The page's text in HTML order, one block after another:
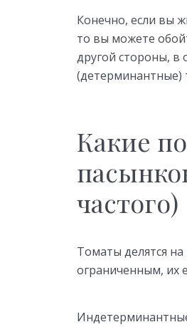
Конечно, если вы
то вы можете
другой стороны,
(детерминантные)
Какие
частого)
Томаты делятся
ограниченным, их